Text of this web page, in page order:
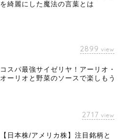
を綺麗にした魔法の言葉とは
2899 view
コスパ最強サイゼリヤ！アーリオ・
オーリオと野菜のソースで楽しもう
2717 view
【日本株/アメリカ株】注目銘柄と